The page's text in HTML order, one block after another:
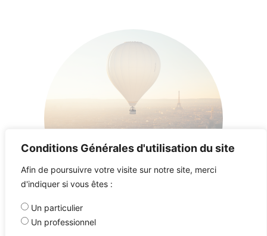
Conditions Générales d'utilisation du site
Afin de poursuivre votre visite sur notre site, merci
d'indiquer si vous êtes :
Un particulier
Un professionnel
06/05/2026